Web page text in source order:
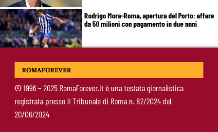
Rodrigo Mora-Roma, apertura del Porto: affare
da 50 milioni con pagamento in due anni
Koné-Roma, il giorno del rientro: Gasperini
ROMAFOREVER
©1996 – 2025 RomaForever.it è una testata giornalistica
registrata presso il Tribunale di Roma n. 82/2024 del
20/06/2024